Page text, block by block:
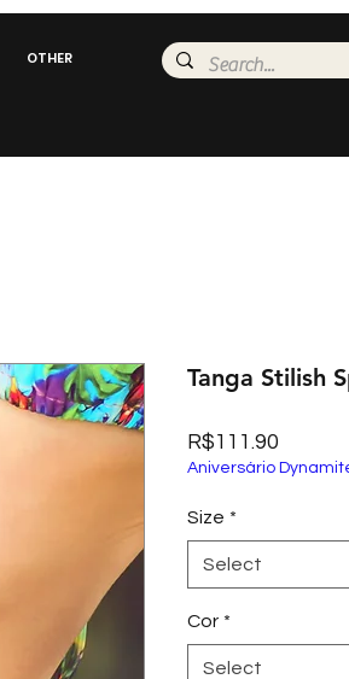
OTHER
Tanga Stilish
R$111.90
Aniversário
Size *
Select
Cor *
Select